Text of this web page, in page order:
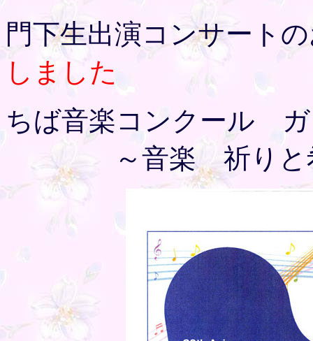
門下生出演コンサート
しました
ちば音楽コンクール
～音楽 祈りと